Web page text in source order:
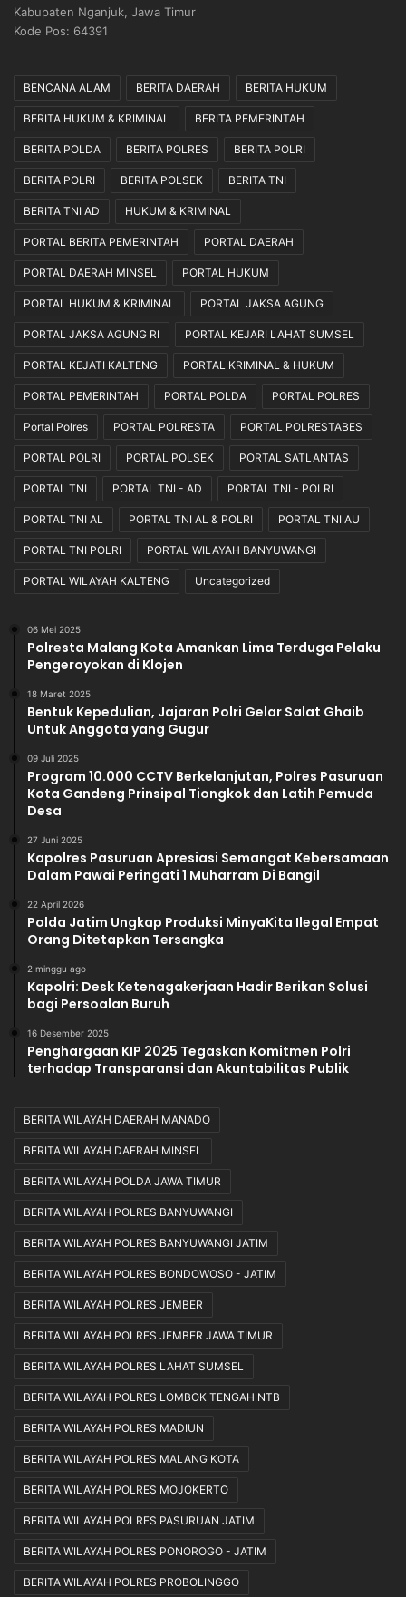
Kabupaten Nganjuk, Jawa Timur
Kode Pos: 64391
BENCANA ALAM BERITA DAERAH BERITA HUKUM
BERITA HUKUM & KRIMINAL BERITA PEMERINTAH
BERITA POLDA BERITA POLRES BERITA POLRI
BERITA POLRI BERITA POLSEK BERITA TNI
BERITA TNI AD HUKUM & KRIMINAL
PORTAL BERITA PEMERINTAH PORTAL DAERAH
PORTAL DAERAH MINSEL PORTAL HUKUM
PORTAL HUKUM & KRIMINAL PORTAL JAKSA AGUNG
PORTAL JAKSA AGUNG RI PORTAL KEJARI LAHAT SUMSEL
PORTAL KEJATI KALTENG PORTAL KRIMINAL & HUKUM
PORTAL PEMERINTAH PORTAL POLDA PORTAL POLRES
Portal Polres PORTAL POLRESTA PORTAL POLRESTABES
PORTAL POLRI PORTAL POLSEK PORTAL SATLANTAS
PORTAL TNI PORTAL TNI - AD PORTAL TNI - POLRI
PORTAL TNI AL PORTAL TNI AL & POLRI PORTAL TNI AU
PORTAL TNI POLRI PORTAL WILAYAH BANYUWANGI
PORTAL WILAYAH KALTENG Uncategorized
06 Mei 2025
Polresta Malang Kota Amankan Lima Terduga Pelaku
Pengeroyokan di Klojen
18 Maret 2025
Bentuk Kepedulian, Jajaran Polri Gelar Salat Ghaib
Untuk Anggota yang Gugur
09 Juli 2025
Program 10.000 CCTV Berkelanjutan, Polres Pasuruan
Kota Gandeng Prinsipal Tiongkok dan Latih Pemuda
Desa
27 Juni 2025
Kapolres Pasuruan Apresiasi Semangat Kebersamaan
Dalam Pawai Peringati 1 Muharram Di Bangil
22 April 2026
Polda Jatim Ungkap Produksi MinyaKita Ilegal Empat
Orang Ditetapkan Tersangka
2 minggu ago
Kapolri: Desk Ketenagakerjaan Hadir Berikan Solusi
bagi Persoalan Buruh
16 Desember 2025
Penghargaan KIP 2025 Tegaskan Komitmen Polri
terhadap Transparansi dan Akuntabilitas Publik
BERITA WILAYAH DAERAH MANADO
BERITA WILAYAH DAERAH MINSEL
BERITA WILAYAH POLDA JAWA TIMUR
BERITA WILAYAH POLRES BANYUWANGI
BERITA WILAYAH POLRES BANYUWANGI JATIM
BERITA WILAYAH POLRES BONDOWOSO - JATIM
BERITA WILAYAH POLRES JEMBER
BERITA WILAYAH POLRES JEMBER JAWA TIMUR
BERITA WILAYAH POLRES LAHAT SUMSEL
BERITA WILAYAH POLRES LOMBOK TENGAH NTB
BERITA WILAYAH POLRES MADIUN
BERITA WILAYAH POLRES MALANG KOTA
BERITA WILAYAH POLRES MOJOKERTO
BERITA WILAYAH POLRES PASURUAN JATIM
BERITA WILAYAH POLRES PONOROGO - JATIM
BERITA WILAYAH POLRES PROBOLINGGO